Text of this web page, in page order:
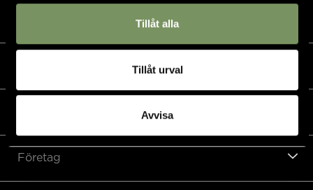
Tillåt alla
Tillåt urval
Avvisa
Företag